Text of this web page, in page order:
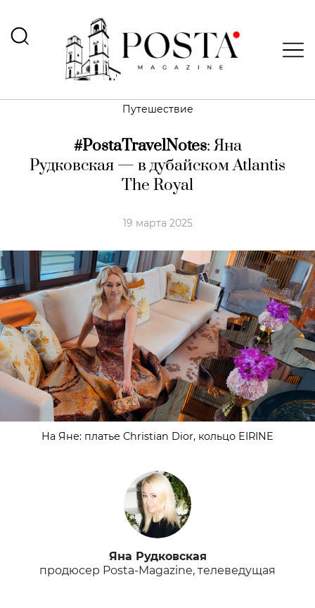
Путешествие
#PostaTravelNotes: Яна
Рудковская — в дубайском Atlantis
The Royal
19 марта 2025
На Яне: платье Christian Dior, кольцо EIRINE
Яна Рудковская
продюсер Posta-Magazine, телеведущая